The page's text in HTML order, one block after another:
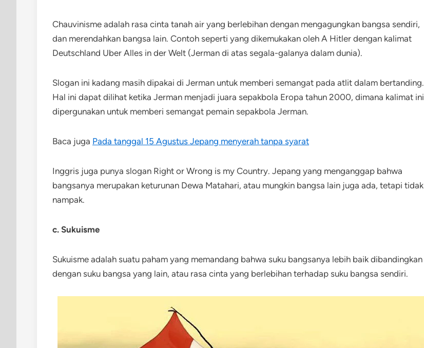
Chauvinisme adalah rasa cinta tanah air yang berlebihan dengan mengagungkan bangsa sendiri,
dan merendahkan bangsa lain. Contoh seperti yang dikemukakan oleh A Hitler dengan kalimat
Deutschland Uber Alles in der Welt (Jerman di atas segala-galanya dalam dunia).
Slogan ini kadang masih dipakai di Jerman untuk memberi semangat pada atlit dalam bertanding.
Hal ini dapat dilihat ketika Jerman menjadi juara sepakbola Eropa tahun 2000, dimana kalimat ini
dipergunakan untuk memberi semangat pemain sepakbola Jerman.
Baca juga Pada tanggal 15 Agustus Jepang menyerah tanpa syarat
Inggris juga punya slogan Right or Wrong is my Country. Jepang yang menganggap bahwa
bangsanya merupakan keturunan Dewa Matahari, atau mungkin bangsa lain juga ada, tetapi tidak
nampak.
c. Sukuisme
Sukuisme adalah suatu paham yang memandang bahwa suku bangsanya lebih baik dibandingkan
dengan suku bangsa yang lain, atau rasa cinta yang berlebihan terhadap suku bangsa sendiri.